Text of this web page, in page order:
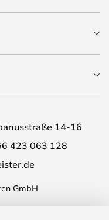
14-16
423 063 128
GmbH